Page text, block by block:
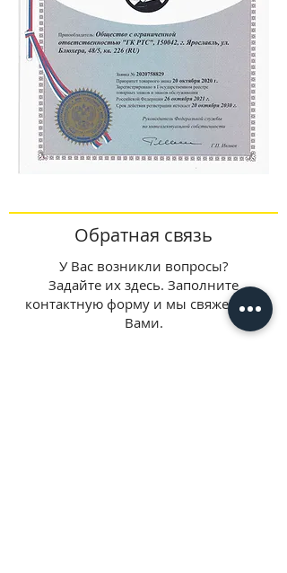
Обратная связь
У Вас возникли вопросы?
Задайте их здесь. Заполните
контактную форму и мы свяжемся с
Вами.